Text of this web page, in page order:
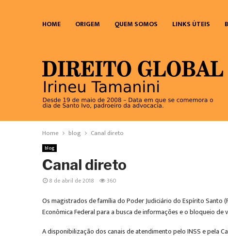
HOME ORIGEM QUEM SOMOS LINKS ÚTEIS
Home blog Canal direto
blog
Canal direto
8 de abril de 2018 360
Os magistrados de família do Poder Judiciário do Espírito Santo
Econômica Federal para a busca de informações e o bloqueio
A disponibilização dos canais de atendimento pelo INSS e pela